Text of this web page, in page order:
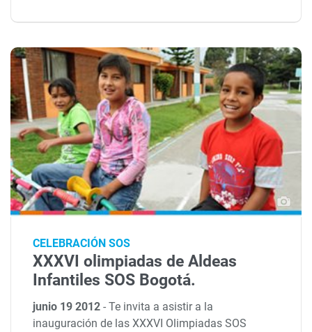
CELEBRACIÓN SOS
XXXVI olimpiadas de Aldeas
Infantiles SOS Bogotá.
junio 19 2012-Te invita a asistir a la
inauguración de las XXXVI Olimpiadas SOS